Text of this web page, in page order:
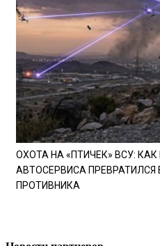
ОХОТА НА «ПТИЧЕК» ВСУ:
АВТОСЕРВИСА ПРЕВРАТИЛСЯ
ПРОТИВНИКА